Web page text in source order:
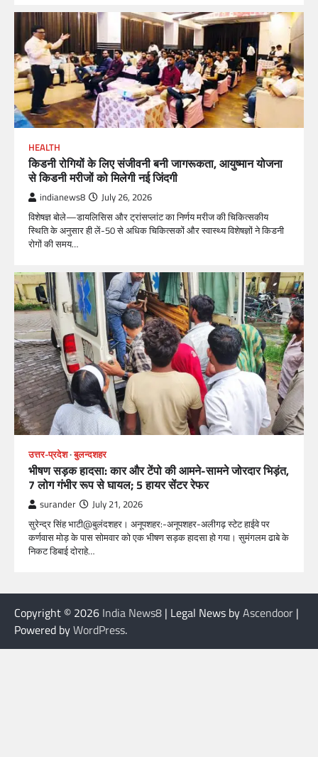
HEALTH
किडनी रोगियों के लिए संजीवनी बनी जागरूकता, आयुष्मान योजना
से किडनी मरीजों को मिलेगी नई जिंदगी
indianews8 July 26, 2026
विशेषज्ञ बोले—डायलिसिस और ट्रांसप्लांट का निर्णय मरीज की चिकित्सकीय
स्थिति के अनुसार ही लें-50 से अधिक चिकित्सकों और स्वास्थ्य विशेषज्ञों ने किडनी
रोगों की समय…
उत्तर-प्रदेश बुलन्दशहर
भीषण सड़क हादसा: कार और टेंपो की आमने-सामने जोरदार भिड़ंत,
7 लोग गंभीर रूप से घायल; 5 हायर सेंटर रेफर​
surander July 21, 2026
सुरेन्द्र सिंह भाटी@बुलंदशहर। अनूपशहर:-अनूपशहर-अलीगढ़ स्टेट हाईवे पर
कर्णवास मोड़ के पास सोमवार को एक भीषण सड़क हादसा हो गया। सुमंगलम ढाबे के
निकट डिबाई दोराहे…
Copyright © 2026 India News8 | Legal News byAscendoor |
Powered byWordPress.